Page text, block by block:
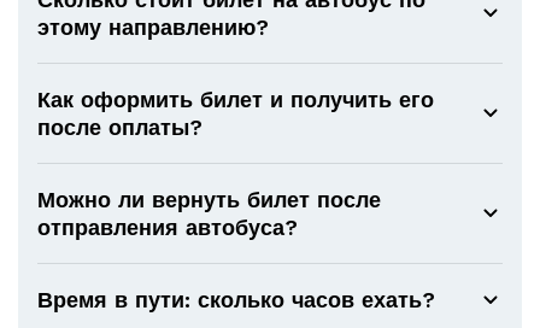
этому направлению?
Как оформить билет и получить его
после оплаты?
Можно ли вернуть билет после
отправления автобуса?
Время в пути: сколько часов ехать?